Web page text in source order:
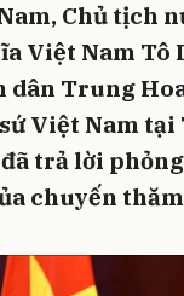
Chủ tịch
Việt Nam Tô
dân Trung
Việt Nam
trả lời
chuyến